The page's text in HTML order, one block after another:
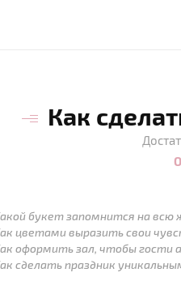
Как
букет запомнится на всю
цветами выразить свои
оформить зал, чтобы гости
сделать праздник